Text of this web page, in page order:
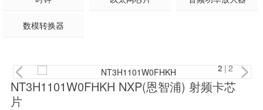
数模转换器
2|2
NT3H1101W0FHKH NXP(恩智浦) 射频卡芯
片